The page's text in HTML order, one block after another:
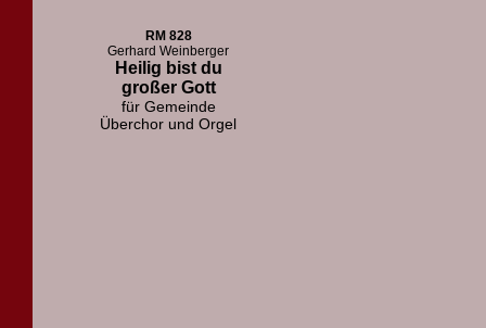
RM 828
Gerhard Weinberger
Heilig bist du
großer Gott
für Gemeinde
Überchor und Orgel